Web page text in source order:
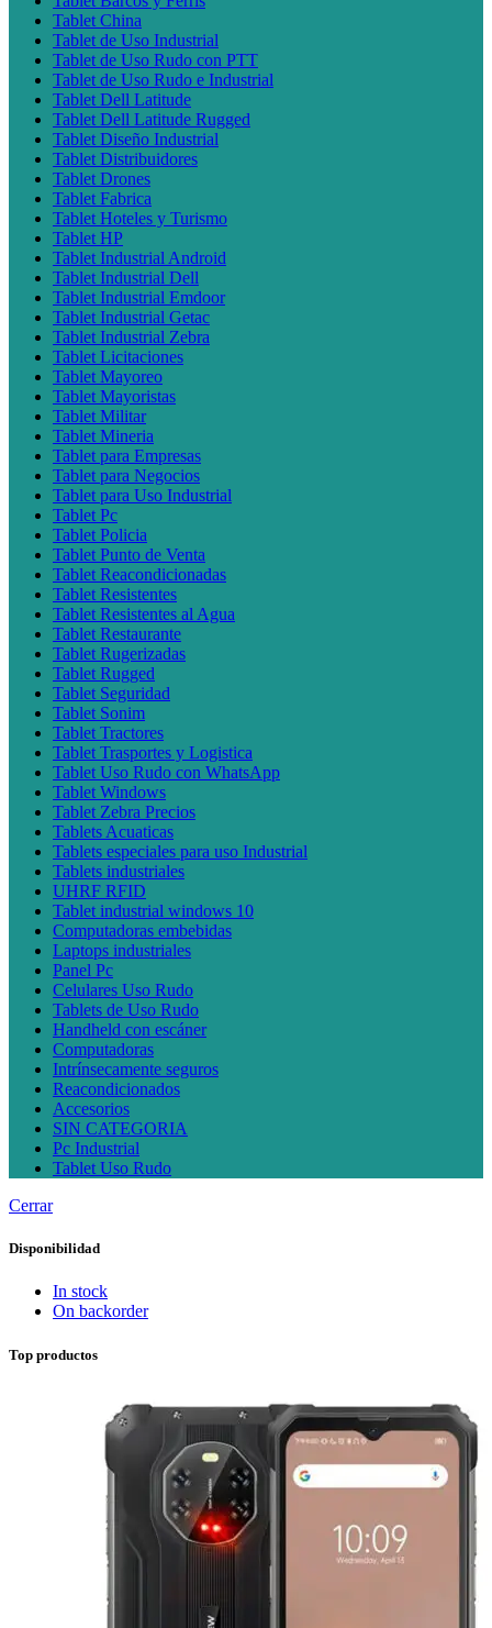
Tablet China
Tablet de Uso Industrial
Tablet de Uso Rudo con PTT
Tablet de Uso Rudo e Industrial
Tablet Dell Latitude
Tablet Dell Latitude Rugged
Tablet Diseño Industrial
Tablet Distribuidores
Tablet Drones
Tablet Fabrica
Tablet Hoteles y Turismo
Tablet HP
Tablet Industrial Android
Tablet Industrial Dell
Tablet Industrial Emdoor
Tablet Industrial Getac
Tablet Industrial Zebra
Tablet Licitaciones
Tablet Mayoreo
Tablet Mayoristas
Tablet Militar
Tablet Mineria
Tablet para Empresas
Tablet para Negocios
Tablet para Uso Industrial
Tablet Pc
Tablet Policia
Tablet Punto de Venta
Tablet Reacondicionadas
Tablet Resistentes
Tablet Resistentes al Agua
Tablet Restaurante
Tablet Rugerizadas
Tablet Rugged
Tablet Seguridad
Tablet Sonim
Tablet Tractores
Tablet Trasportes y Logistica
Tablet Uso Rudo con WhatsApp
Tablet Windows
Tablet Zebra Precios
Tablets Acuaticas
Tablets especiales para uso Industrial
Tablets industriales
UHRF RFID
Tablet industrial windows 10
Computadoras embebidas
Laptops industriales
Panel Pc
Celulares Uso Rudo
Tablets de Uso Rudo
Handheld con escáner
Computadoras
Intrínsecamente seguros
Reacondicionados
Accesorios
SIN CATEGORIA
Pc Industrial
Tablet Uso Rudo
Cerrar
Disponibilidad
In stock
On backorder
Top productos